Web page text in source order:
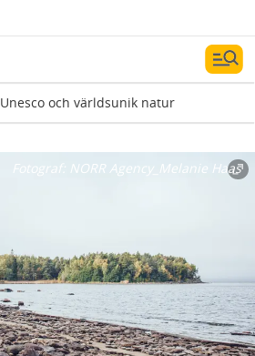
Unesco och världsunik natur
Fotograf: NORR Agency_Melanie Haas